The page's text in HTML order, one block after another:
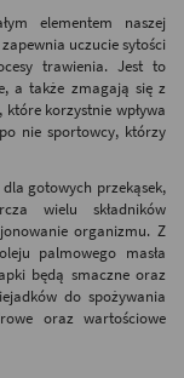
elementem naszej
uczucie sytości
trawienia. Jest to
a także zmagają się z
korzystnie wpływa
nie sportowcy, którzy
gotowych przekąsek,
wielu składników
organizmu. Z
palmowego masła
będą smaczne oraz
do spożywania
oraz wartościowe